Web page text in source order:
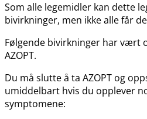
Som alle legemidler kan dette
bivirkninger, men ikke alle får
Følgende bivirkninger har vært
AZOPT.
Du må slutte å ta AZOPT og
umiddelbart hvis du opplever
symptomene: